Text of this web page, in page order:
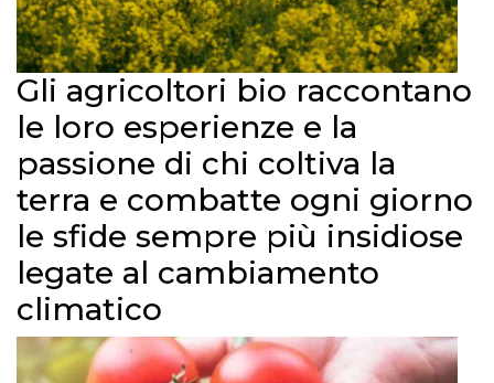
Gli agricoltori bio raccontano
le loro esperienze e la
passione di chi coltiva la
terra e combatte ogni giorno
le sfide sempre più insidiose
legate al cambiamento
climatico